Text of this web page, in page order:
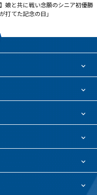
娘と共に戦い念願のシニア初優勝
打てた記念の日」